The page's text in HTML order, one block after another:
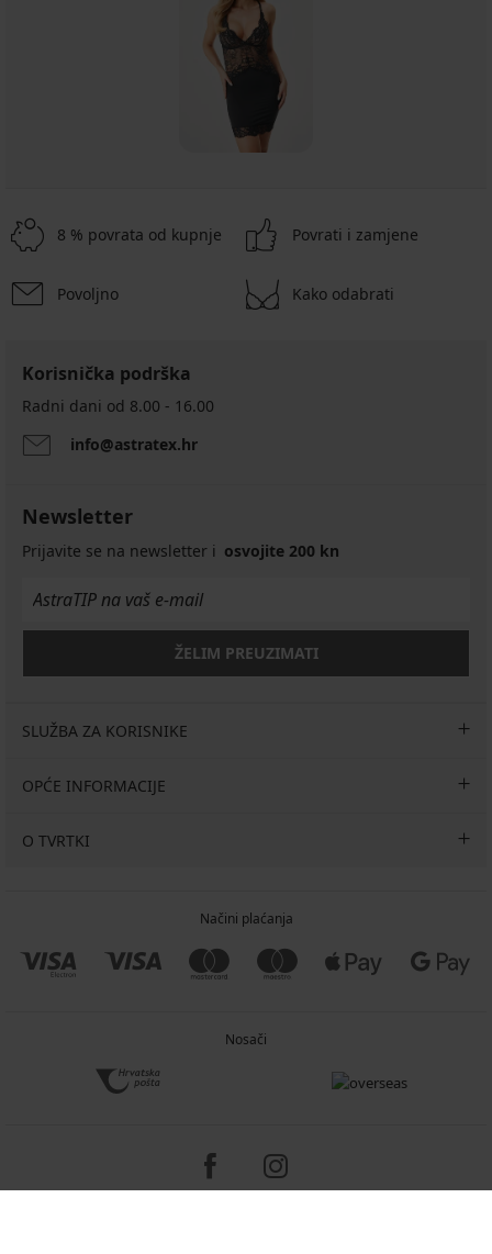
8 % povrata od kupnje Povrati i zamjene
Povoljno Kako odabrati
Korisnička podrška
Radni dani od 8.00 - 16.00
info@astratex.hr
Newsletter
Prijavite se na newsletter i osvojite 200 kn
ŽELIM PREUZIMATI
SLUŽBA ZA KORISNIKE
OPĆE INFORMACIJE
O TVRTKI
Načini plaćanja
Nosači